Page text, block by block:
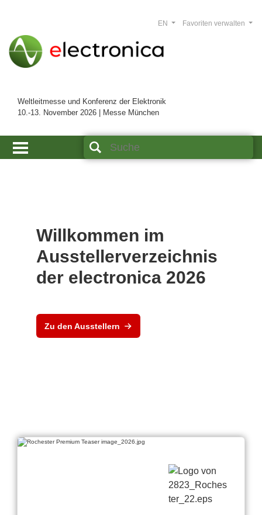
Weltleitmesse und Konferenz der Elektronik
10.-13. November 2026 | Messe München
Favoriten verwalten
EN
Willkommen im
Ausstellerverzeichnis
der electronica 2026
Zu den Ausstellern